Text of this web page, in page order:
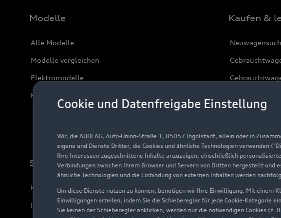
Cookie und Datenfreigabe Einstellung
Wir, die AUDI AG, Auto-Union-Straße 1, 85057 Ingolstadt, allein oder in
eigene und Dienste Dritter, die Cookies und ähnliche Technologien verwenden
Ihre Interessen zugeschnittene Inhalte anzuzeigen, einschließlich
Verbindungen zwischen Ihrem Browser und Servern von Dritten hergestellt und
ähnliche Technologien und die Einbindung von externen Inhalten werden
Um diese Dienste nutzen zu können, benötigen wir Ihre Einwilligung. Mit einem
Einwilligungen erteilen, indem Sie die Schieberegler für jede Cookie-Kategorie
Sie keinen der Schieberegler anklicken, werden nur die notwendigen Cookies
Modelle
Alle Modelle
Modelle vergleichen
Elektromodelle
Plug-in-Hybride
Kaufen &
Aktionen &
Support
Kundenservice
Händlersuche
Über Audi
Unternehmen
Karriere